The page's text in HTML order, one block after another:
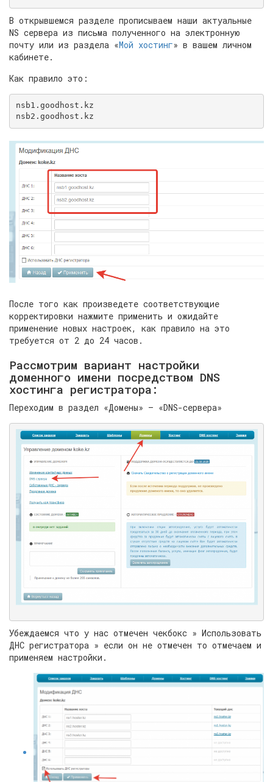
В открывшемся разделе прописываем наши актуальные
NS сервера из письма полученного на электронную
почту или из раздела «Мой хостинг» в вашем личном
кабинете.
Как правило это:
nsb1.goodhost.kz
nsb2.goodhost.kz
После того как произведете соответствующие
корректировки нажмите применить и ожидайте
применение новых настроек, как правило на это
требуется от 2 до 24 часов.
Рассмотрим вариант настройки
доменного имени посредством DNS
хостинга регистратора:
Переходим в раздел «Домены» — «DNS-сервера»
Убеждаемся что у нас отмечен чекбокс » Использовать
ДНС регистратора » если он не отмечен то отмечаем и
применяем настройки.